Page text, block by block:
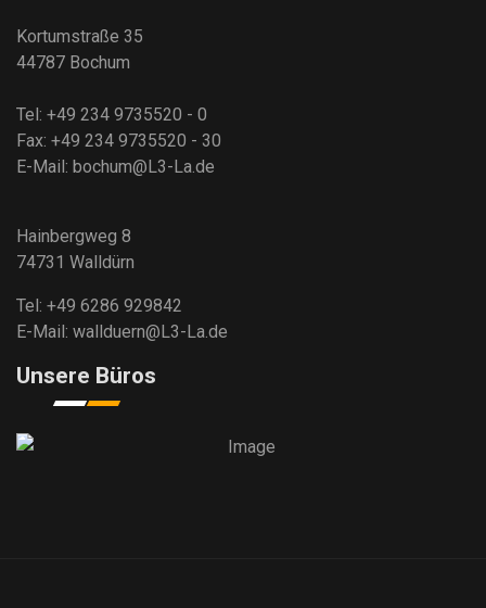
Kortumstraße 35
44787 Bochum
Tel: +49 234 9735520 - 0
Fax: +49 234 9735520 - 30
E-Mail: bochum@L3-La.de
Hainbergweg 8
74731 Walldürn
Tel: +49 6286 929842
E-Mail: wallduern@L3-La.de
Unsere Büros